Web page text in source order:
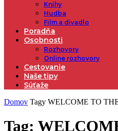
Knihy
Hudba
Film a divadlo
Poradňa
Osobnosti
Rozhovory
Online rozhovory
Cestovanie
Naše tipy
Súťaže
Domov Tagy WELCOME TO
Tag: